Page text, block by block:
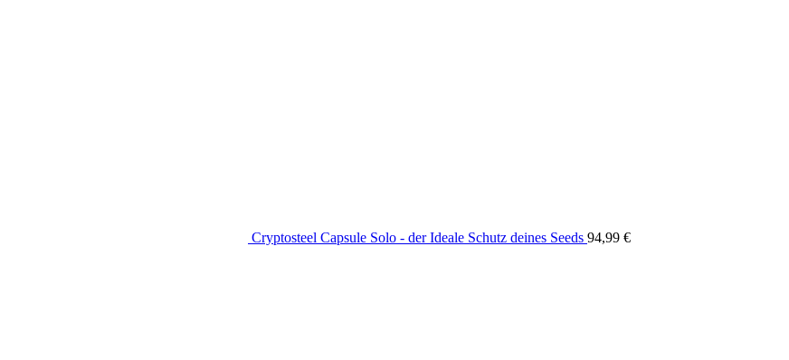
Cryptosteel Capsule Solo - der Ideale Schutz deines Seeds 94,99 €